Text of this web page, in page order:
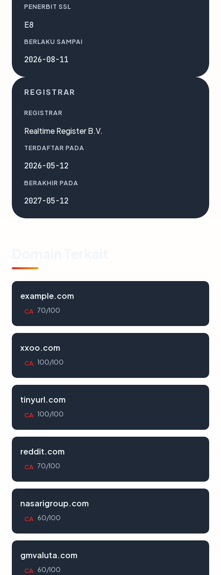
PENERBIT SSL
E8
BERLAKU SAMPAI
2026-08-11
REGISTRAR
REGISTRAR
Realtime Register B.V.
TERDAFTAR PADA
2026-05-12
BERAKHIR PADA
2027-05-12
example.com
CA 70/100
xxoo.com
CA 100/100
tinyurl.com
CA 100/100
reddit.com
CA 70/100
nasarigroup.com
CA 60/100
gmvaluta.com
CA 60/100